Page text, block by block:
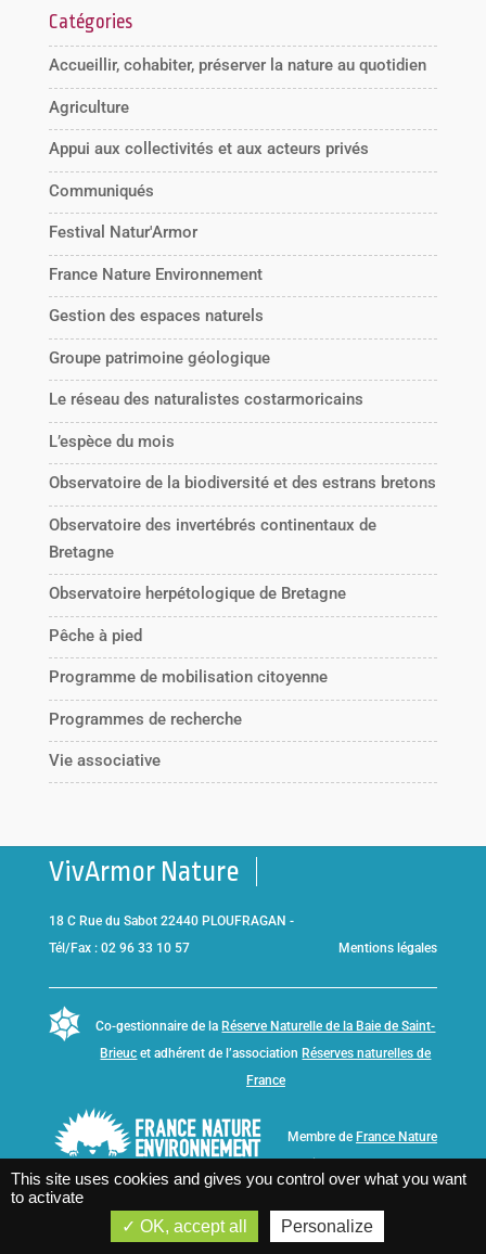
Catégories
Accueillir, cohabiter, préserver la nature au quotidien
Agriculture
Appui aux collectivités et aux acteurs privés
Communiqués
Festival Natur'Armor
France Nature Environnement
Gestion des espaces naturels
Groupe patrimoine géologique
Le réseau des naturalistes costarmoricains
L’espèce du mois
Observatoire de la biodiversité et des estrans bretons
Observatoire des invertébrés continentaux de
Bretagne
Observatoire herpétologique de Bretagne
Pêche à pied
Programme de mobilisation citoyenne
Programmes de recherche
Vie associative
VivArmor Nature
18 C Rue du Sabot 22440 PLOUFRAGAN -
Tél/Fax : 02 96 33 10 57
Mentions légales
Co-gestionnaire de la Réserve Naturelle de la Baie de Saint-
Brieuc et adhérent de l’association Réserves naturelles de
France
Membre de France Nature
This site uses cookies and gives you control over what you want
to activate
OK, accept all
Personalize